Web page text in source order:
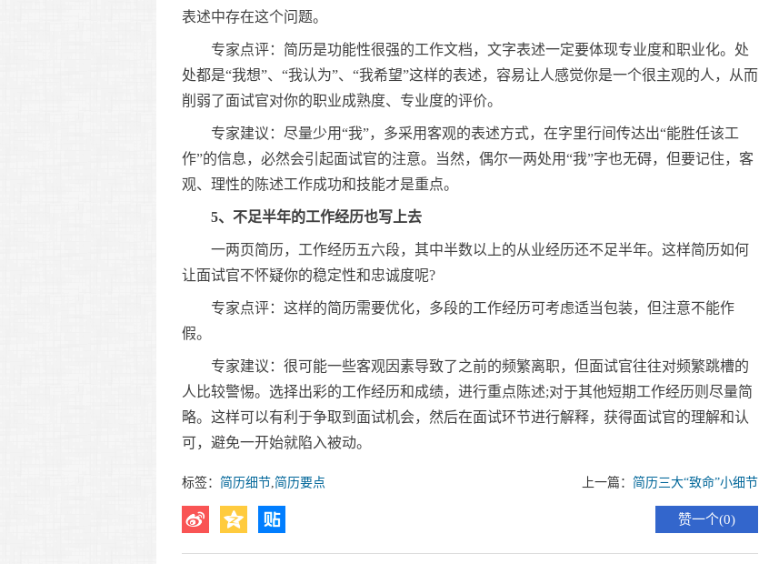
表述中存在这个问题。
专家点评：简历是功能性很强的工作文档，文字表述一定要体现专业度和职业化。处
处都是“我想”、“我认为”、“我希望”这样的表述，容易让人感觉你是一个很主观的人，从而
削弱了面试官对你的职业成熟度、专业度的评价。
专家建议：尽量少用“我”，多采用客观的表述方式，在字里行间传达出“能胜任该工
作”的信息，必然会引起面试官的注意。当然，偶尔一两处用“我”字也无碍，但要记住，客
观、理性的陈述工作成功和技能才是重点。
5、不足半年的工作经历也写上去
一两页简历，工作经历五六段，其中半数以上的从业经历还不足半年。这样简历如何
让面试官不怀疑你的稳定性和忠诚度呢?
专家点评：这样的简历需要优化，多段的工作经历可考虑适当包装，但注意不能作
假。
专家建议：很可能一些客观因素导致了之前的频繁离职，但面试官往往对频繁跳槽的
人比较警惕。选择出彩的工作经历和成绩，进行重点陈述;对于其他短期工作经历则尽量简
略。这样可以有利于争取到面试机会，然后在面试环节进行解释，获得面试官的理解和认
可，避免一开始就陷入被动。
标签： 简历细节,简历要点 上一篇： 简历三大“致命”小细节
0